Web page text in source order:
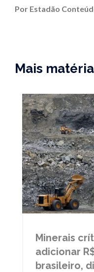
Por Estadão
Mais
Minerais
adicionar
brasileiro,